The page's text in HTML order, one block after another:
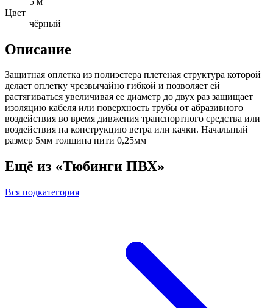
Цвет
чёрный
Описание
Защитная оплетка из полиэстера плетеная структура которой
делает оплетку чрезвычайно гибкой и позволяет ей
растягиваться увеличивая ее диаметр до двух раз защищает
изоляцию кабеля или поверхность трубы от абразивного
воздействия во время дивжения транспортного средства или
воздействия на конструкцию ветра или качки. Начальный
размер 5мм толщина нити 0,25мм
Ещё из «Тюбинги ПВХ»
Вся подкатегория